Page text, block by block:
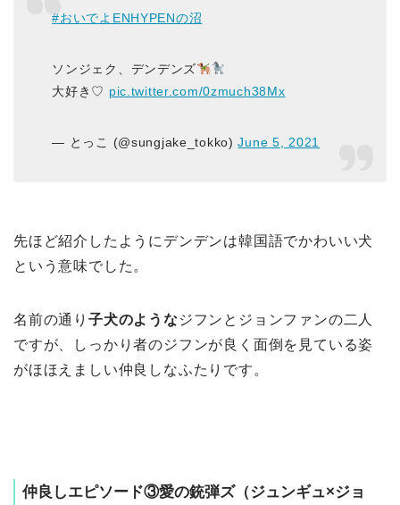
#おいでよENHYPENの沼
ソンジェク、デンデンズ
大好き♡ pic.twitter.com/0zmuch38Mx
— とっこ (@sungjake_tokko)June 5, 2021
先ほど紹介したようにデンデンは韓国語でかわいい犬
という意味でした。
名前の通り 子犬のようなジフンとジョンファンの二人
ですが、しっかり者のジフンが良く面倒を見ている姿
がほほえましい仲良しなふたりです。
仲良しエピソード③愛の銃弾ズ（ジュンギュ×ジョ